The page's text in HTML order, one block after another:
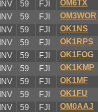
59 FJI OM6TX
59 FJI OM3WOR
59 FJI OK1NS
59 FJI OK1RPS
59 FJI OK1FOG
59 FJI OK1KMP
59 FJI OK1MF
59 FJI OK1FU
59 FJI OM0AAJ